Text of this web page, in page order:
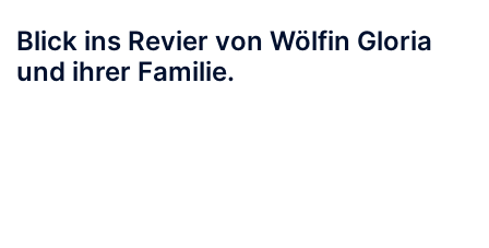
Blick ins Revier von Wölfin Gloria
und ihrer Familie.